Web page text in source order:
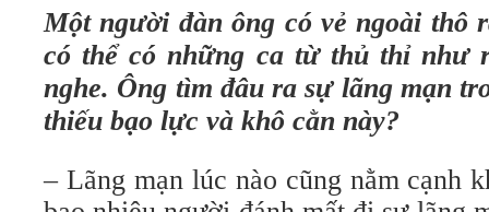
Một người đàn ông có vẻ ngoài thô
có thể có những ca từ thủ thỉ như
nghe. Ông tìm đâu ra sự lãng mạn
thiếu bạo lực và khô cằn này?
– Lãng mạn lúc nào cũng nằm cạnh